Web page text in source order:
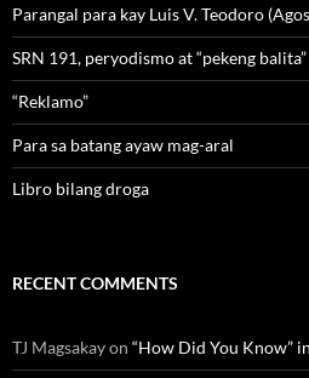
Parangal para kay Luis V. Teodoro
SRN 191, peryodismo at “pekeng balita”
“Reklamo”
Para sa batang ayaw mag-aral
Libro bilang droga
RECENT COMMENTS
TJ Magsakayon “How Did You Know”